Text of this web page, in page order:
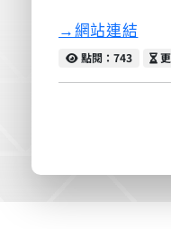
→網站連結
點閱
點閱：743